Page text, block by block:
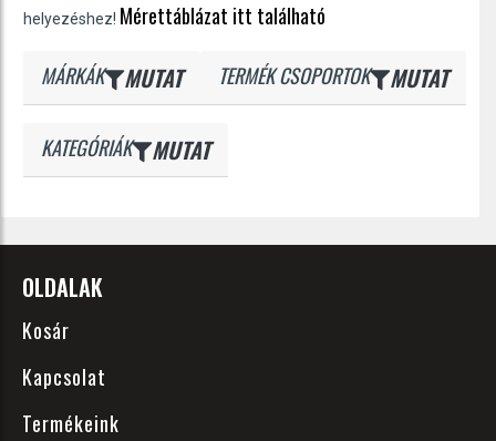
helyezéshez! Mérettáblázat itt található
MÁRKÁK MUTAT TERMÉK CSOPORTOK MUTAT
KATEGÓRIÁK MUTAT
OLDALAK
Kosár
Kapcsolat
Termékeink